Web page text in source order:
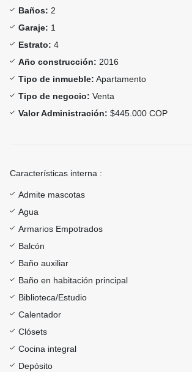
Baños: 2
Garaje: 1
Estrato: 4
Año construcción: 2016
Tipo de inmueble: Apartamento
Tipo de negocio: Venta
Valor Administración: $445.000 COP
Características interna :
Admite mascotas
Agua
Armarios Empotrados
Balcón
Baño auxiliar
Baño en habitación principal
Biblioteca/Estudio
Calentador
Clósets
Cocina integral
Depósito